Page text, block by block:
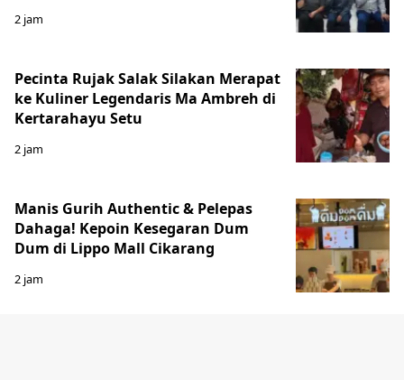
2 jam
Pecinta Rujak Salak Silakan Merapat
ke Kuliner Legendaris Ma Ambreh di
Kertarahayu Setu
2 jam
Manis Gurih Authentic & Pelepas
Dahaga! Kepoin Kesegaran Dum
Dum di Lippo Mall Cikarang
2 jam